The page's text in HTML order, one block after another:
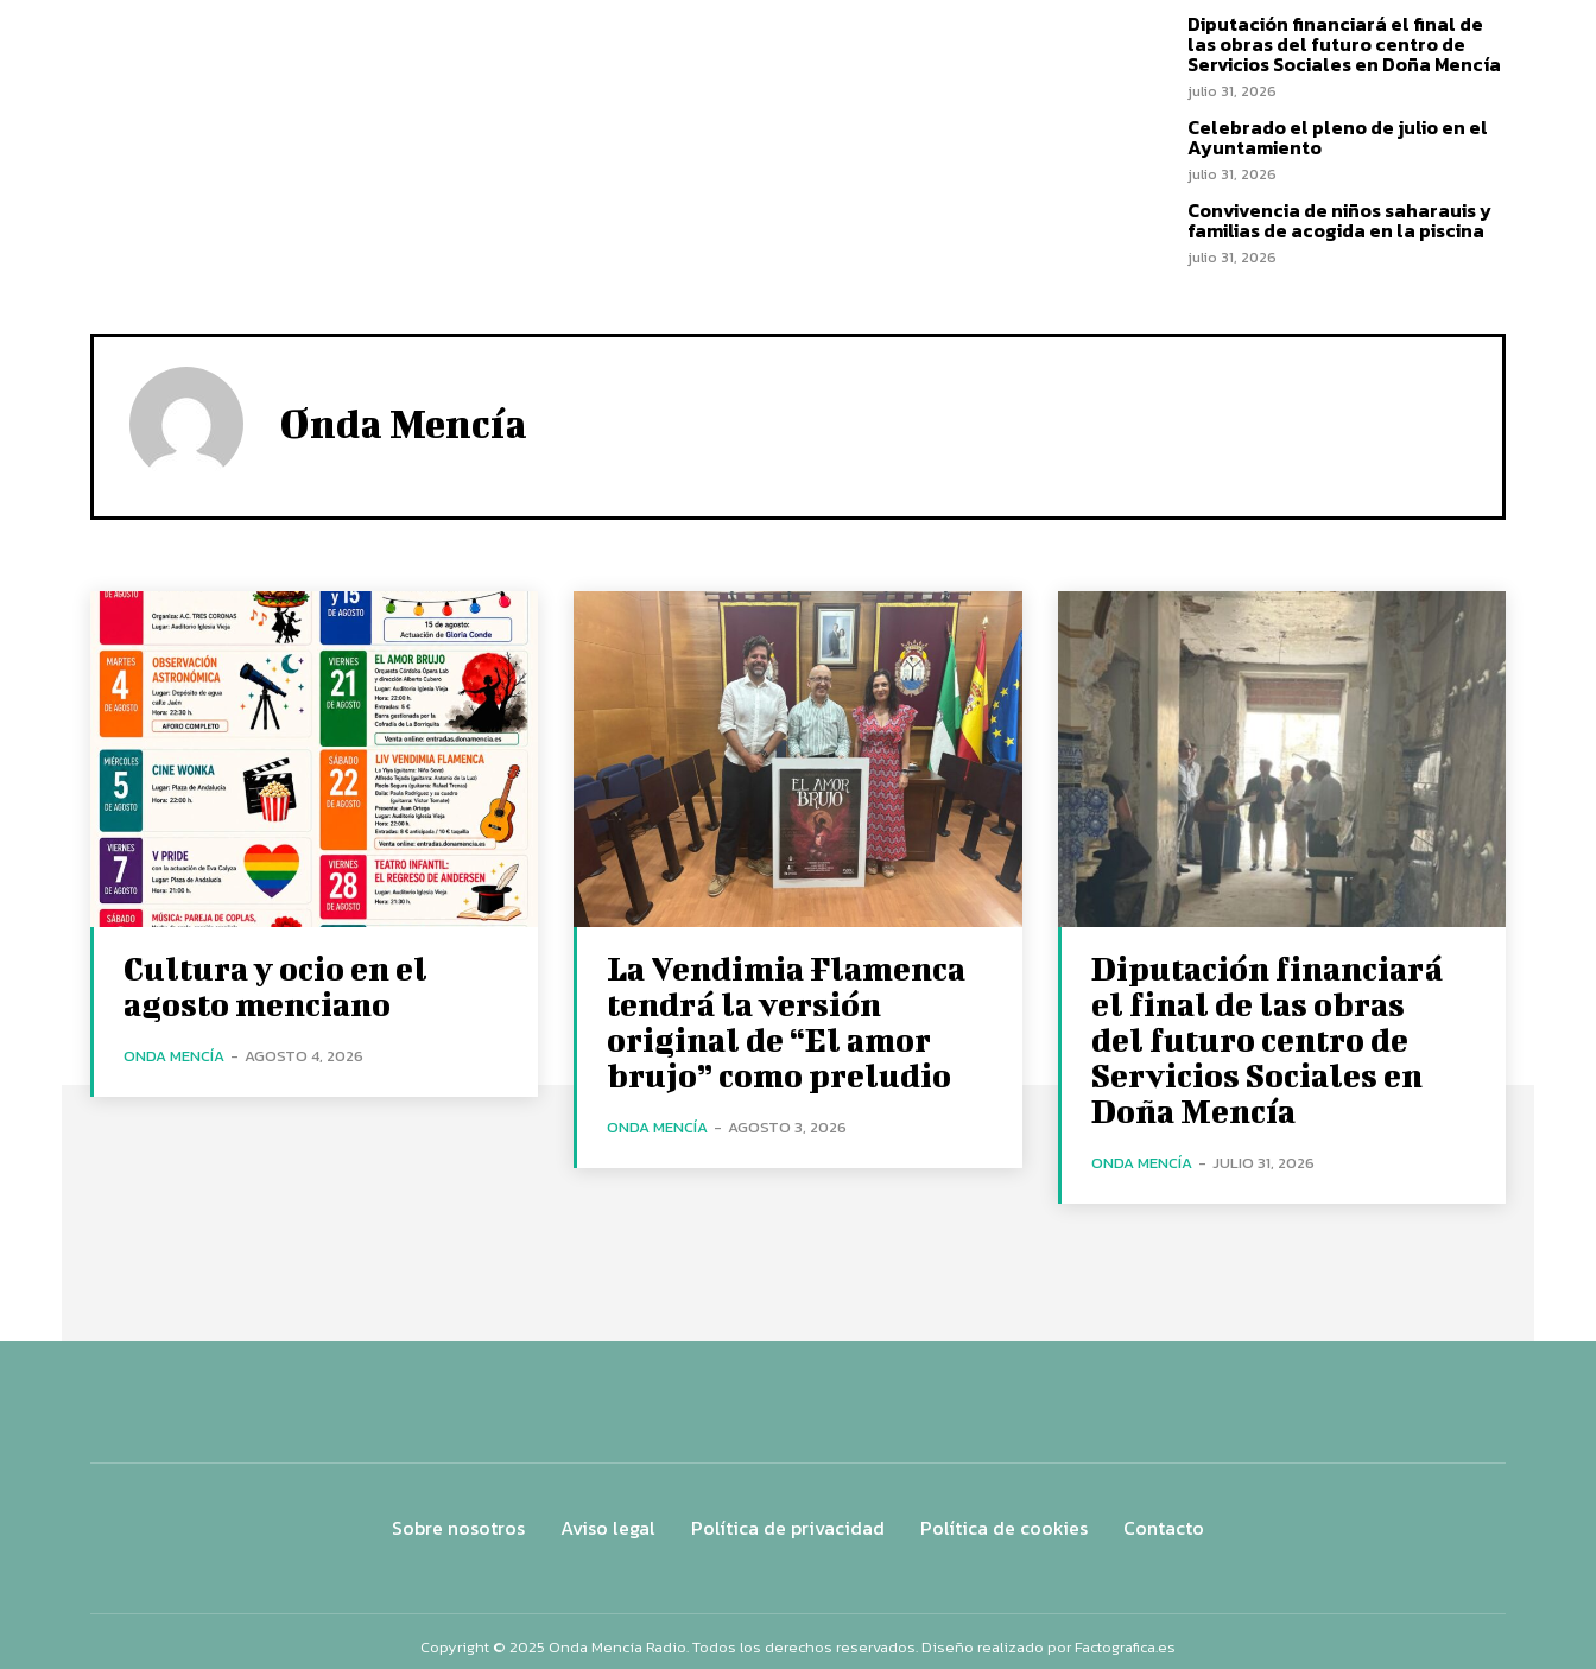
Diputación financiará el final de
las obras del futuro centro de
Servicios Sociales en Doña Mencía
julio 31, 2026
Celebrado el pleno de julio en el
Ayuntamiento
julio 31, 2026
Convivencia de niños saharauis y
familias de acogida en la piscina
julio 31, 2026
Onda Mencía
Cultura y ocio en el
agosto menciano
ONDA MENCÍA - AGOSTO 4, 2026
La Vendimia Flamenca
tendrá la versión
original de “El amor
brujo” como preludio
ONDA MENCÍA - AGOSTO 3, 2026
Diputación financiará
el final de las obras
del futuro centro de
Servicios Sociales en
Doña Mencía
ONDA MENCÍA - JULIO 31, 2026
Sobre nosotros Aviso legal Política de privacidad Política de cookies Contacto
Copyright © 2025 Onda Mencía Radio. Todos los derechos reservados. Diseño realizado por Factografica.es